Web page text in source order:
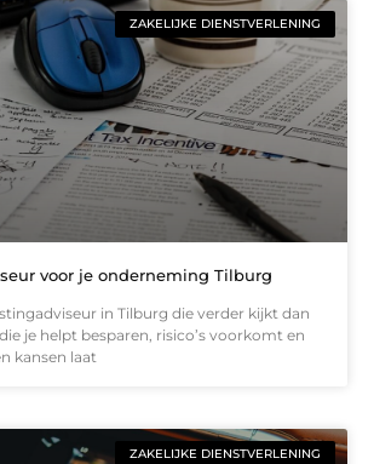
ZAKELIJKE DIENSTVERLENING
voor je onderneming Tilburg
in Tilburg die verder kijkt dan
je helpt besparen, risico’s voorkomt en
kansen laat
ZAKELIJKE DIENSTVERLENING